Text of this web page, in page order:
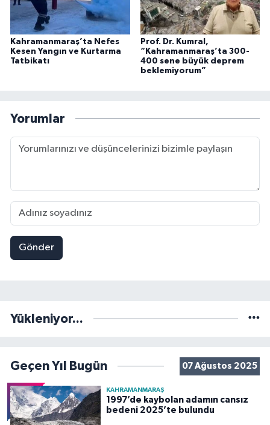
Kahramanmaraş’ta Nefes
Kesen Yangın ve Kurtarma
Tatbikatı
Prof. Dr. Kumral,
“Kahramanmaraş’ta 300-
400 sene büyük deprem
beklemiyorum”
Yorumlar
Gönder
Yükleniyor...
Geçen Yıl Bugün 07 Ağustos 2025
KAHRAMANMARAŞ
1997’de kaybolan adamın cansız
bedeni 2025’te bulundu